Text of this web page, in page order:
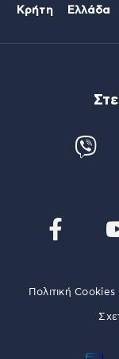
Κρήτη Ελλάδα
Πολιτική Cookies